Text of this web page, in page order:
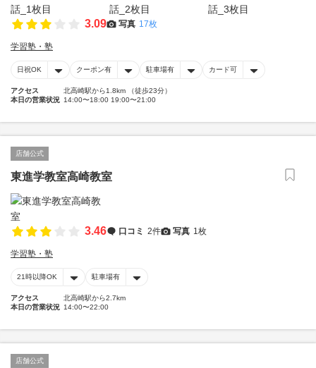
3.09 写真 17枚
学習塾・塾
日祝OK クーポン有 駐車場有 カード可
アクセス
北高崎駅から1.8km （徒歩23分）
本日の営業状況 14:00〜18:00 19:00〜21:00
店舗公式
東進学教室高崎教室
3.46 口コミ 2件 写真 1枚
学習塾・塾
21時以降OK 駐車場有
アクセス
北高崎駅から2.7km
本日の営業状況 14:00〜22:00
店舗公式